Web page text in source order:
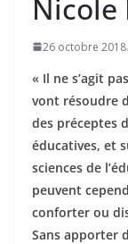
Nicole
26 octobre 2018
« Il ne s’agit
vont résoudre
des préceptes
éducatives, et
sciences de
peuvent
conforter ou
Sans apporter